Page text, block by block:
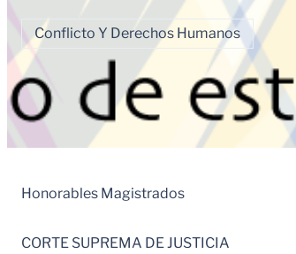
Conflicto Y Derechos Humanos
Honorables Magistrados
CORTE SUPREMA DE JUSTICIA